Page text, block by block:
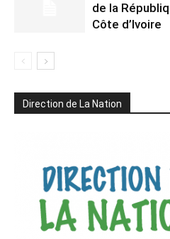
de la
Côte d’Ivoire
Direction de La Nation